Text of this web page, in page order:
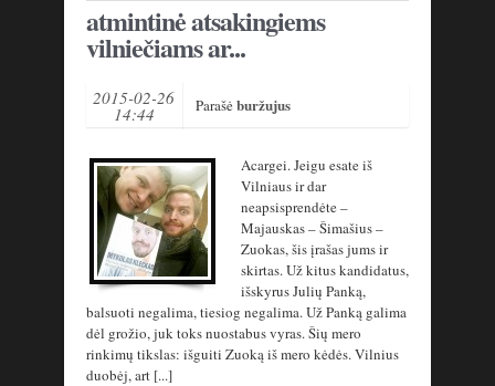
atmintinė atsakingiems
vilniečiams ar...
2015-02-26
14:44 Parašėburžujus
Acargei. Jeigu esate iš
Vilniaus ir dar
neapsisprendėte –
Majauskas – Šimašius –
Zuokas, šis įrašas jums ir
skirtas. Už kitus kandidatus,
išskyrus Julių Panką,
balsuoti negalima, tiesiog negalima. Už Panką galima
dėl grožio, juk toks nuostabus vyras. Šių mero
rinkimų tikslas: išguiti Zuoką iš mero kėdės. Vilnius
duobėj, art [...]